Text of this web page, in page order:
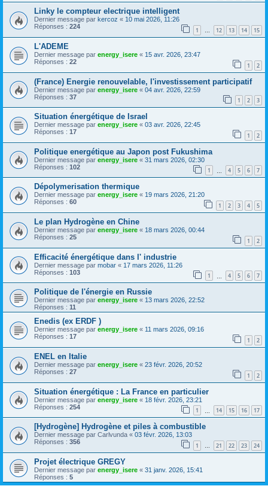
Linky le compteur electrique intelligent
Dernier message par kercoz « 10 mai 2026, 11:26
Réponses : 224 1 … 12 13 14 15
L'ADEME
Dernier message par energy_isere « 15 avr. 2026, 23:47
Réponses : 22 1 2
(France) Energie renouvelable, l'investissement participatif
Dernier message par energy_isere « 04 avr. 2026, 22:59
Réponses : 37 1 2 3
Situation énergétique de Israel
Dernier message par energy_isere « 03 avr. 2026, 22:45
Réponses : 17 1 2
Politique energétique au Japon post Fukushima
Dernier message par energy_isere « 31 mars 2026, 02:30
Réponses : 102 1 4 5 6 7
Dépolymerisation thermique
Dernier message par energy_isere « 19 mars 2026, 21:20
Réponses : 60 1 2 3 4 5
Le plan Hydrogène en Chine
Dernier message par energy_isere « 18 mars 2026, 00:44
Réponses : 25 1 2
Efficacité énergétique dans l' industrie
Dernier message par mobar « 17 mars 2026, 11:26
Réponses : 103 1 4 5 6 7
Politique de l'énergie en Russie
Dernier message par energy_isere « 13 mars 2026, 22:52
Réponses : 11
Enedis (ex ERDF )
Dernier message par energy_isere « 11 mars 2026, 09:16
Réponses : 17 1 2
ENEL en Italie
Dernier message par energy_isere « 23 févr. 2026, 20:52
Réponses : 27 1 2
Situation énergétique : La France en particulier
Dernier message par energy_isere « 18 févr. 2026, 23:21
Réponses : 254 1 14 15 16 17
[Hydrogène] Hydrogène et piles à combustible
Dernier message par Carlvunda « 03 févr. 2026, 13:03
Réponses : 356 1 … 21 22 23 24
Projet électrique GREGY
Dernier message par energy_isere « 31 janv. 2026, 15:41
Réponses : 5